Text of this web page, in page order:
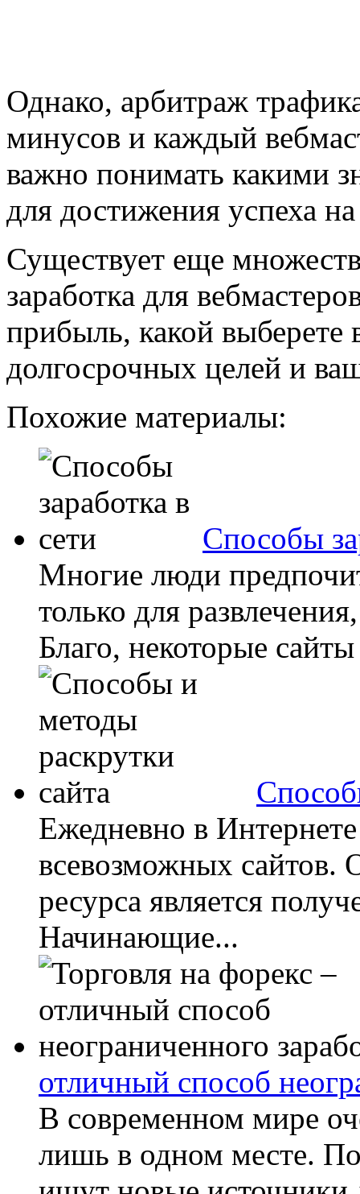
Однако, арбитраж
минусов и каждый
важно понимать какими
для достижения успеха
Существует еще
заработка для
прибыль, какой выберете
долгосрочных целей и
Похожие материалы:
Способы
Многие люди
только для
Благо, некоторые
Ежедневно в
всевозможных сайтов.
ресурса является
Начинающие...
отличный способ
В современном мире
лишь в одном месте.